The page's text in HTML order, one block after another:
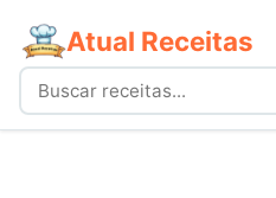
Atual Receitas
Buscar
por: